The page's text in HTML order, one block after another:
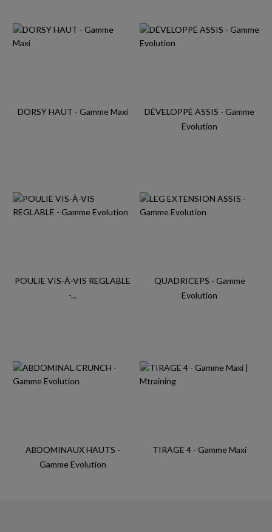
DORSY HAUT - Gamme Maxi
DÉVELOPPÉ ASSIS - Gamme
Evolution
POULIE VIS-À-VIS REGLABLE
-...
QUADRICEPS - Gamme
Evolution
ABDOMINAUX HAUTS -
Gamme Evolution
TIRAGE 4 - Gamme Maxi